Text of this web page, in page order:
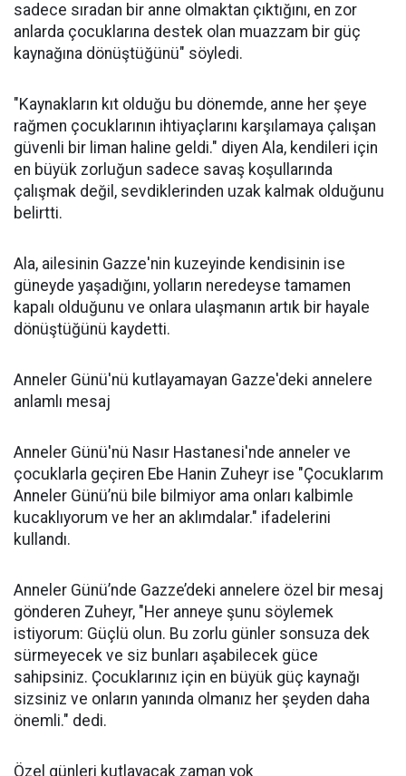
sadece sıradan bir anne olmaktan çıktığını, en zor
anlarda çocuklarına destek olan muazzam bir güç
kaynağına dönüştüğünü" söyledi.
"Kaynakların kıt olduğu bu dönemde, anne her şeye
rağmen çocuklarının ihtiyaçlarını karşılamaya çalışan
güvenli bir liman haline geldi." diyen Ala, kendileri için
en büyük zorluğun sadece savaş koşullarında
çalışmak değil, sevdiklerinden uzak kalmak olduğunu
belirtti.
Ala, ailesinin Gazze'nin kuzeyinde kendisinin ise
güneyde yaşadığını, yolların neredeyse tamamen
kapalı olduğunu ve onlara ulaşmanın artık bir hayale
dönüştüğünü kaydetti.
Anneler Günü'nü kutlayamayan Gazze'deki annelere
anlamlı mesaj
Anneler Günü'nü Nasır Hastanesi'nde anneler ve
çocuklarla geçiren Ebe Hanin Zuheyr ise "Çocuklarım
Anneler Günü’nü bile bilmiyor ama onları kalbimle
kucaklıyorum ve her an aklımdalar." ifadelerini
kullandı.
Anneler Günü’nde Gazze’deki annelere özel bir mesaj
gönderen Zuheyr, "Her anneye şunu söylemek
istiyorum: Güçlü olun. Bu zorlu günler sonsuza dek
sürmeyecek ve siz bunları aşabilecek güce
sahipsiniz. Çocuklarınız için en büyük güç kaynağı
sizsiniz ve onların yanında olmanız her şeyden daha
önemli." dedi.
Özel günleri kutlayacak zaman yok